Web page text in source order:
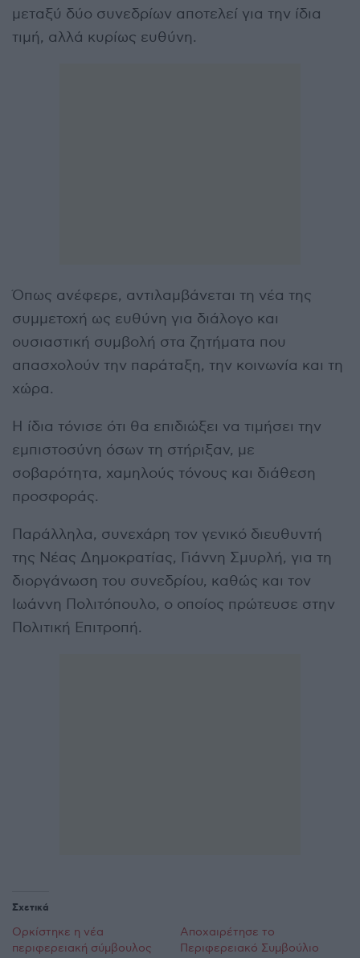
μεταξύ δύο συνεδρίων αποτελεί για την ίδια
τιμή, αλλά κυρίως ευθύνη.
Όπως ανέφερε, αντιλαμβάνεται τη νέα της
συμμετοχή ως ευθύνη για διάλογο και
ουσιαστική συμβολή στα ζητήματα που
απασχολούν την παράταξη, την κοινωνία και τη
χώρα.
Η ίδια τόνισε ότι θα επιδιώξει να τιμήσει την
εμπιστοσύνη όσων τη στήριξαν, με
σοβαρότητα, χαμηλούς τόνους και διάθεση
προσφοράς.
Παράλληλα, συνεχάρη τον γενικό διευθυντή
της Νέας Δημοκρατίας, Γιάννη Σμυρλή, για τη
διοργάνωση του συνεδρίου, καθώς και τον
Ιωάννη Πολιτόπουλο, ο οποίος πρώτευσε στην
Πολιτική Επιτροπή.
Σχετικά
Ορκίστηκε η νέα
περιφερειακή σύμβουλος
Αποχαιρέτησε το
Περιφερειακό Συμβούλιο